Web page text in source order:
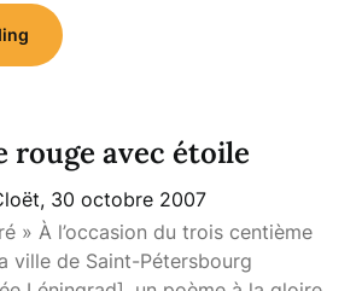
rouge avec étoile
30 octobre 2007
» À l’occasion du trois centième
ville de Saint-Pétersbourg